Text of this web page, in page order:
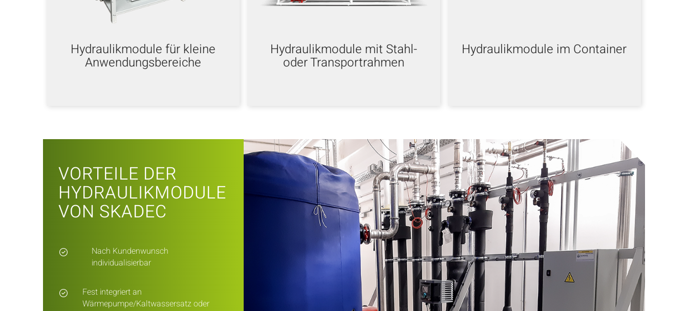
Hydraulikmodule für kleine
Anwendungsbereiche
Hydraulikmodule mit Stahl-
oder Transportrahmen
Hydraulikmodule im Container
VORTEILE DER
HYDRAULIKMODULE
VON SKADEC
Nach Kundenwunsch
individualisierbar
Fest integriert an
Wärmepumpe/Kaltwassersatz oder